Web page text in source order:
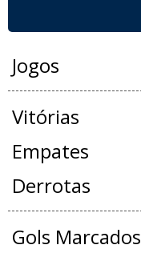
Jogos
Vitórias
Empates
Derrotas
Gols Marcados